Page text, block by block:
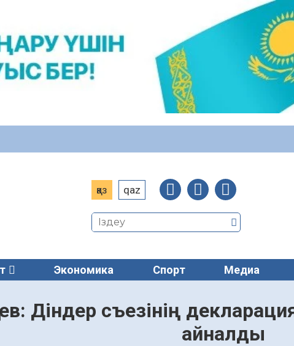
қаз qaz
Экономика Спорт Медиа
Діндер съезінің
айналды